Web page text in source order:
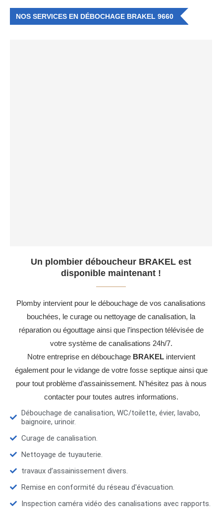
NOS SERVICES EN DÉBOCHAGE BRAKEL 9660
Un plombier déboucheur BRAKEL est
disponible maintenant !
Plomby intervient pour le débouchage de vos canalisations
bouchées, le curage ou nettoyage de canalisation, la
réparation ou égouttage ainsi que l’inspection télévisée de
votre système de canalisations 24h/7.
Notre entreprise en débouchage BRAKELintervient
également pour le vidange de votre fosse septique ainsi que
pour tout problème d’assainissement. N’hésitez pas à nous
contacter pour toutes autres informations.
Débouchage de canalisation, WC/toilette, évier, lavabo,
baignoire, urinoir.
Curage de canalisation.
Nettoyage de tuyauterie.
travaux d’assainissement divers.
Remise en conformité du réseau d'évacuation.
Inspection caméra vidéo des canalisations avec rapports.